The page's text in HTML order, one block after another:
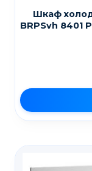
Шкаф
BRPSvh 8401